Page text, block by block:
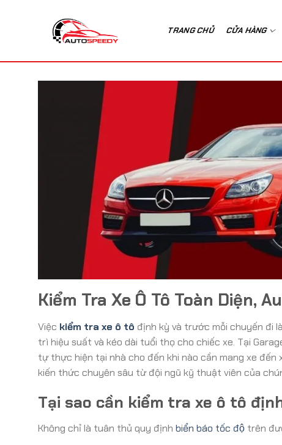
TRANG CHỦ CỬA HÀNG
Kiểm Tra Xe Ô Tô Toàn Diện,
Việc kiểm tra xe ô tô định kỳ và trước mỗi chuyến đi
trì hiệu suất và kéo dài tuổi thọ cho chiếc xe. Tại
tự thực hiện tại nhà cho đến khi nào cần mang xe
kiến thức chuyên sâu từ đội ngũ kỹ thuật viên của
Tại sao cần kiểm tra xe ô tô
Không chỉ là tuân thủ quy định biển báo tốc độ trên